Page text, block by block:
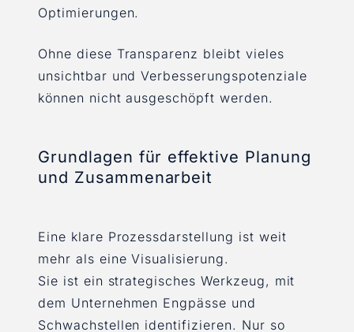
Optimierungen.
Ohne diese Transparenz bleibt vieles
unsichtbar und Verbesserungspotenziale
können nicht ausgeschöpft werden.
Grundlagen für effektive Planung
und Zusammenarbeit
Eine klare Prozessdarstellung ist weit
mehr als eine Visualisierung.
Sie ist ein strategisches Werkzeug, mit
dem Unternehmen Engpässe und
Schwachstellen identifizieren. Nur so